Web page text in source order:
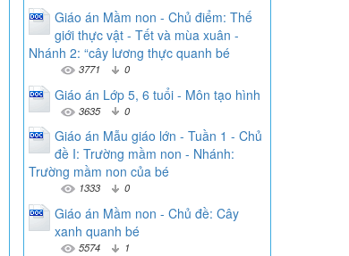
Giáo án Mầm non - Chủ điểm: Thế
giới thực vật - Tết và mùa xuân -
Nhánh 2: “cây lương thực quanh bé
3771 0
Giáo án Lớp 5, 6 tuổi - Môn tạo hình
3635 0
Giáo án Mẫu giáo lớn - Tuần 1 - Chủ
đề I: Trường mầm non - Nhánh:
Trường mầm non của bé
1333 0
Giáo án Mầm non - Chủ đề: Cây
xanh quanh bé
5574 1